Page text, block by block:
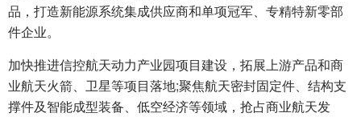
品，打造新能源系统集成供应商和单项冠军、专精特新零部
件企业。
加快推进信控航天动力产业园项目建设，拓展上游产品和商
业航天火箭、卫星等项目落地;聚焦航天密封固定件、结构支
撑件及智能成型装备、低空经济等领域，抢占商业航天发